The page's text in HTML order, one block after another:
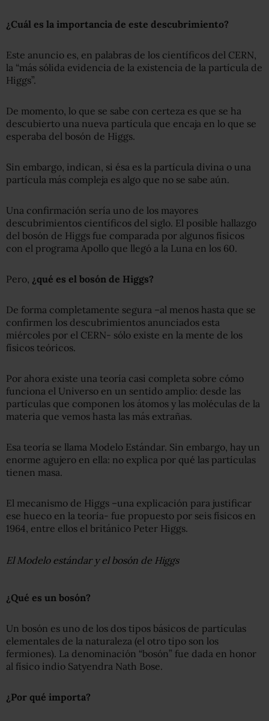
¿Cuál es la importancia de este descubrimiento?
Este anuncio es, en palabras de los científicos del CERN,
la “más sólida evidencia de la existencia de la partícula de
Higgs”.
De momento, lo que se sabe con certeza es que se ha
descubierto una nueva partícula que encaja en lo que se
esperaba del bosón de Higgs.
Sin embargo, indican, si ésa es la partícula divina o una
partícula más compleja es algo que no se sabe aún.
Una confirmación sería uno de los mayores
descubrimientos científicos del siglo. El posible hallazgo
del bosón de Higgs fue comparada por algunos físicos
con el programa Apollo que llegó a la Luna en los 60.
Pero, ¿qué es el bosón de Higgs?
De forma completamente segura –al menos hasta que se
confirmen los descubrimientos anunciados esta
miércoles por el CERN- sólo existe en la mente de los
físicos teóricos.
Por ahora existe una teoría casi completa sobre cómo
funciona el Universo en un sentido amplio: desde las
partículas que componen los átomos y las moléculas de la
materia que vemos hasta las más extrañas.
Esa teoría se llama Modelo Estándar. Sin embargo, hay un
enorme agujero en ella: no explica por qué las partículas
tienen masa.
El mecanismo de Higgs –una explicación para justificar
ese hueco en la teoría- fue propuesto por seis físicos en
1964, entre ellos el británico Peter Higgs.
El Modelo estándar y el bosón de Higgs
¿Qué es un bosón?
Un bosón es uno de los dos tipos básicos de partículas
elementales de la naturaleza (el otro tipo son los
fermiones). La denominación “bosón” fue dada en honor
al físico indio Satyendra Nath Bose.
¿Por qué importa?